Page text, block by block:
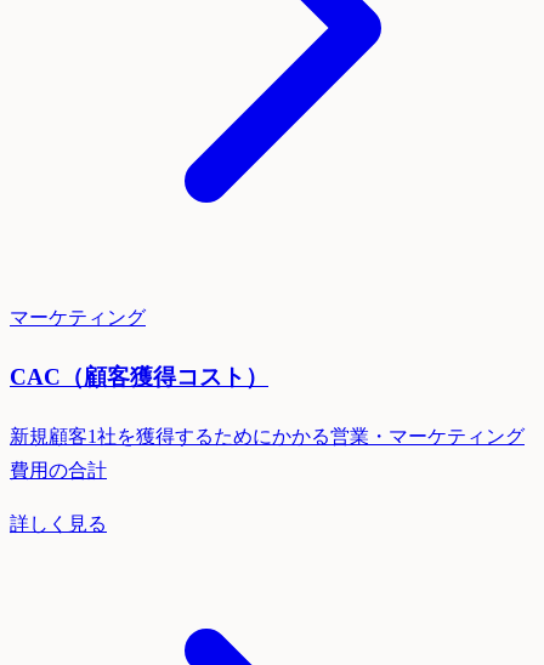
マーケティング
CAC（顧客獲得コスト）
新規顧客1社を獲得するためにかかる営業・マーケティング
費用の合計
詳しく見る